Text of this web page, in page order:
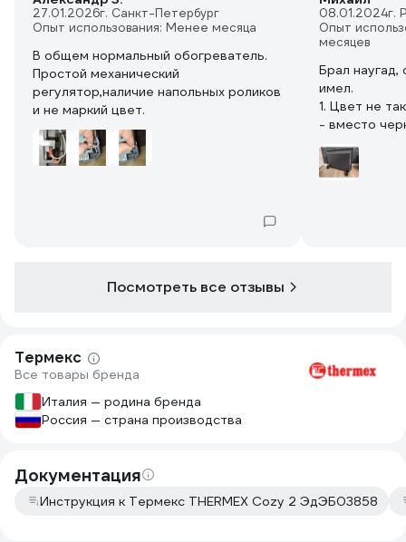
27.01.2026г. Санкт-Петербург
Опыт использования: Менее месяца
В общем нормальный обогреватель.
Простой механический
регулятор,наличие напольных роликов
и не маркий цвет.
08.01.2024г.
Опыт
месяцев
Брал
имел.
1. Цвет не
- вместо
интерьере
2. Четкий
мощности
5. Удобно
Посмотреть все отзывы
Термекс
Все товары бренда
Италия — родина бренда
Россия — страна производства
Документация
Инструкция к Термекс THERMEX Cozy 2 ЭдЭБ03858